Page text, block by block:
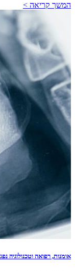
המשך קריאה >
אומנות, רפואה וטכנולוגיה